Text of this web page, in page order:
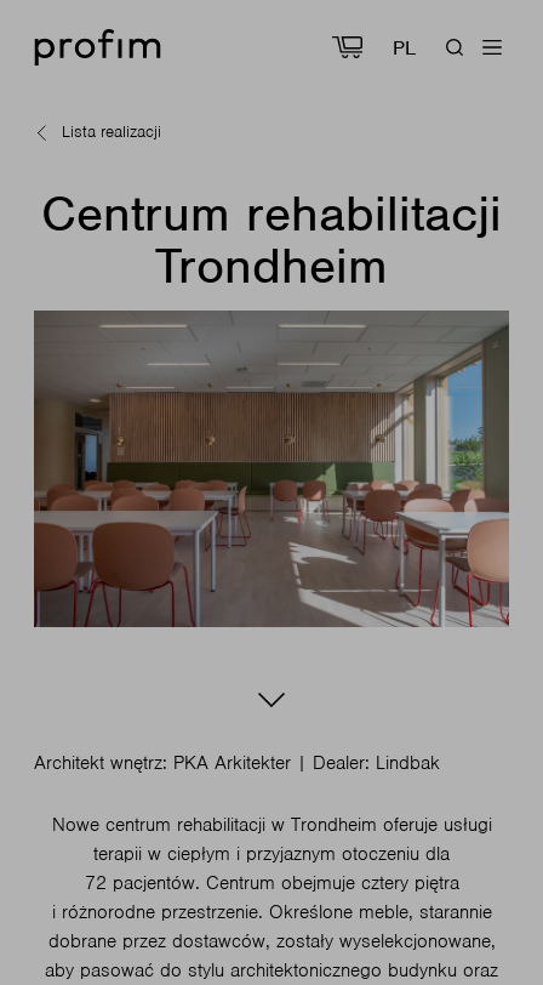
PL
Lista realizacji
Centrum rehabilitacji
Trondheim
Architekt wnętrz: PKA Arkitekter | Dealer: Lindbak
Nowe centrum rehabilitacji w Trondheim oferuje usługi
terapii w ciepłym i przyjaznym otoczeniu dla
72 pacjentów. Centrum obejmuje cztery piętra
i różnorodne przestrzenie. Określone meble, starannie
dobrane przez dostawców, zostały wyselekcjonowane,
aby pasować do stylu architektonicznego budynku oraz